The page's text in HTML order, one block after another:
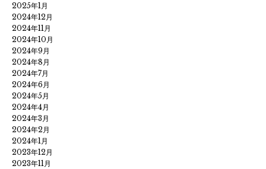
2025年1月
2024年12月
2024年11月
2024年10月
2024年9月
2024年8月
2024年7月
2024年6月
2024年5月
2024年4月
2024年3月
2024年2月
2024年1月
2023年12月
2023年11月